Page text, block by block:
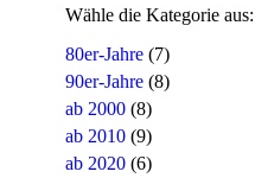
Wähle die Kategorie aus:
80er-Jahre (7)
90er-Jahre (8)
ab 2000 (8)
ab 2010 (9)
ab 2020 (6)